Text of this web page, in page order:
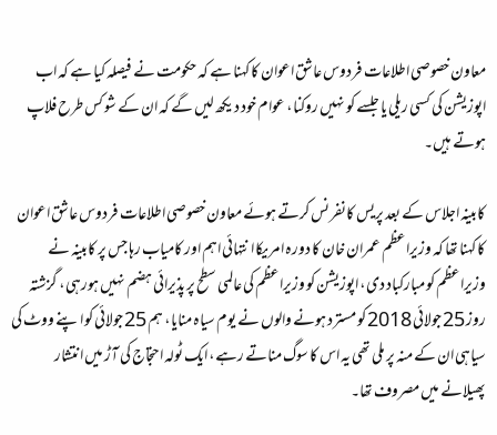
معاون خصوصی اطلاعات فردوس عاشق اعوان کا کہنا ہے کہ حکومت نے فیصلہ کیا ہے کہ اب
اپوزیشن کی کسی ریلی یا جلسے کو نہیں روکنا، عوام خود دیکھ لیں گے کہ ان کے شو کس طرح فلاپ
ہوتے ہیں۔
کابینہ اجلاس کے بعد پریس کانفرنس کرتے ہوئے معاون خصوصی اطلاعات فردوس عاشق اعوان
کا کہنا تھا کہ وزیراعظم عمران خان کا دورہ امریکا انتہائی اہم اور کامیاب رہا جس پر کابینہ نے
وزیراعظم کو مبارکباد دی، اپوزیشن کو وزیراعظم کی عالمی سطح پر پذیرائی ہضم نہیں ہورہی، گزشتہ
روز 25 جولائی 2018 کو مسترد ہونے والوں نے یوم سیاہ منایا، ہم 25 جولائی کو اپنے ووٹ کی
سیاہی ان کے منہ پر ملی تھی یہ اس کا سوگ مناتے رہے، ایک ٹولہ احتجاج کی آڑ میں انتشار
پھیلانے میں مصروف تھا۔